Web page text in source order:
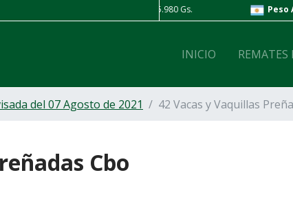
| Compra:
INICIO REMATES
del 07 Agosto de 2021 42 Vacas y Vaquillas
Cbo